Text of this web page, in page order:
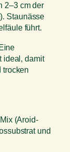
2–3 cm der
Staunässe
führt.
ideal, damit
trocken
(Aroid-
und